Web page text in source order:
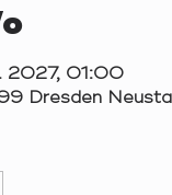
2027, 01:00
Dresden